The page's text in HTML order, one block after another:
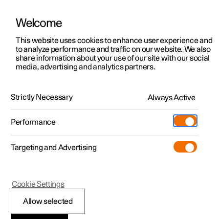
Polestar 2
Polestar 3
Polestar 4
Pre-owned
Shop
Meer
Testrit
Aanbiedingen voor
Testrit
Aanbiedingen voor
Polestar 4 coupé
Ontdek Polestar 4
Testrit
Bekijk onze stockwagens
Aanbiedingen voor
Ontdek Polestar 5
Over pre-owned
Pre-owned aanbiedingen
Aanbiedingen voor particulieren
Aanbiedingen voor
professionelen
Bekijk onze stockwagens
Configureer
Pre-owned
Testrit
Additionals
(Opent in een nieuw venster)
Experiences
Ontmoet ons
Servicepunten
Opladen
Support
HandleidingVideogalerijSoftware-updates
Cruisecontrolfuncties
Polestar 2
Stuurknoppen van de
Welcome
This website uses cookies to enhance user experience and
to analyze performance and traffic on our website. We also
share information about your use of our site with our social
media, advertising and analytics partners.
Strictly Necessary Always Active
Performance
Targeting and Advertising
Allow selected
Cookie Settings